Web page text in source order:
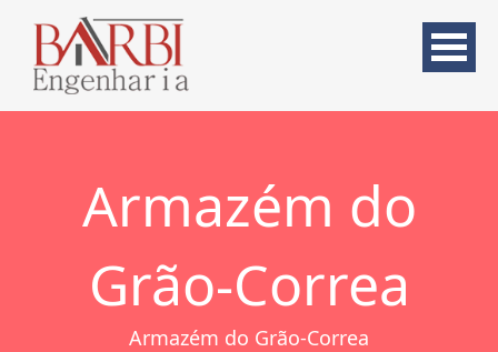
Armazém do
Grão-Correa
Armazém do Grão-Correa